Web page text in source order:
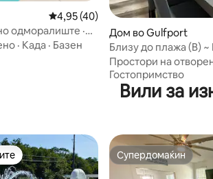
Просечна оцена: 4,95 од 5, 40
4,95 (40)
одморалиште ·
игри
· Када · Базен
Дом во Gulfport
Близу до плажа (B)
голф
Простори на
Гостопримство
Вили за
на гостите“ Супердомаќин
Супердомаќин